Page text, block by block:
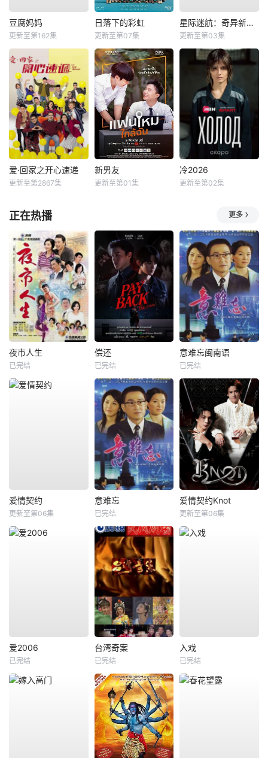
豆腐妈妈
更新至第162集
日落下的彩虹
更新至第07集
星际迷航：奇异新世界第四季
更新至第03集
爱·回家之开心速递
更新至第2867集
新男友
更新至第01集
冷2026
更新至第02集
正在热播 更多
夜市人生
已完结
偿还
已完结
意难忘闽南语
已完结
爱情契约
更新至第06集
意难忘
已完结
爱情契约Knot
更新至第06集
爱2006
已完结
台湾奇案
已完结
入戏
已完结